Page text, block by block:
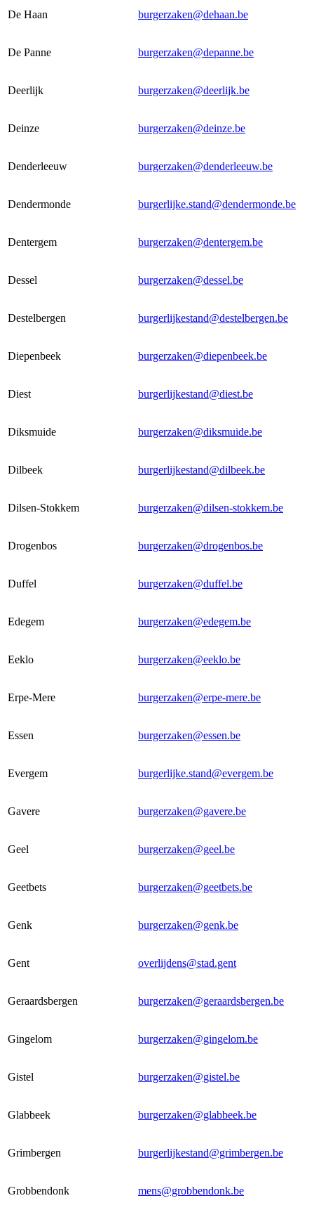
De Haan burgerzaken@dehaan.be
De Panne burgerzaken@depanne.be
Deerlijk burgerzaken@deerlijk.be
Deinze burgerzaken@deinze.be
Denderleeuw burgerzaken@denderleeuw.be
Dendermonde burgerlijke.stand@dendermonde.be
Dentergem burgerzaken@dentergem.be
Dessel burgerzaken@dessel.be
Destelbergen burgerlijkestand@destelbergen.be
Diepenbeek burgerzaken@diepenbeek.be
Diest burgerlijkestand@diest.be
Diksmuide burgerzaken@diksmuide.be
Dilbeek burgerlijkestand@dilbeek.be
Dilsen-Stokkem burgerzaken@dilsen-stokkem.be
Drogenbos burgerzaken@drogenbos.be
Duffel burgerzaken@duffel.be
Edegem burgerzaken@edegem.be
Eeklo burgerzaken@eeklo.be
Erpe-Mere burgerzaken@erpe-mere.be
Essen burgerzaken@essen.be
Evergem burgerlijke.stand@evergem.be
Gavere burgerzaken@gavere.be
Geel burgerzaken@geel.be
Geetbets burgerzaken@geetbets.be
Genk burgerzaken@genk.be
Gent overlijdens@stad.gent
Geraardsbergen burgerzaken@geraardsbergen.be
Gingelom burgerzaken@gingelom.be
Gistel burgerzaken@gistel.be
Glabbeek burgerzaken@glabbeek.be
Grimbergen burgerlijkestand@grimbergen.be
Grobbendonk mens@grobbendonk.be